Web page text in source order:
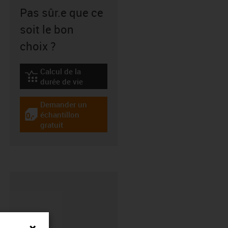
Pas sûr.e que ce
soit le bon
choix ?
igus-icon-lebensdauerrechner
Calcul de la
durée de vie
igus-icon-gratismuster
Demander un
échantillon
gratuit